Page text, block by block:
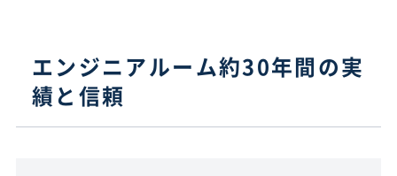
エンジニアルーム約30年間の実
績と信頼